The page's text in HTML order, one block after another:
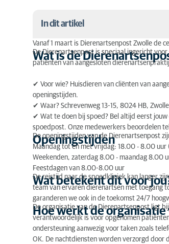
In dit artikel
Wat is de Dierenartsenpost?
Wat betekent dit voor jou?
Hoe werkt de organisatie van
Deelnemende
Vanaf 1 maart is Dierenartsenpost Zwolle de
Wat is de
De Dierenartsenpost is speciaal ingericht
patiënten van aangesloten
✔ Voor wie? Huisdieren van cliënten van
openingstijden.
✔ Waar? Schrevenweg 13-15, 8024 HB, Zwolle
✔ Wat te doen bij spoed? Bel altijd eerst
spoedpost. Onze medewerkers beoordelen
Openingstijden
De openingstijden van de Dierenartsenpost
Maandag tot en met vrijdag: 18.00 - 8.00 uur
Weekenden, zaterdag 8.00 - maandag 8.00
Feestdagen van 8.00-8.00 uur
Wat betekent dit voor
De reistijd naar de spoedkliniek kan langer
team van ervaren dierenartsen met toegang
garanderen we ook in de toekomst 24/7
Hoe werkt de
De organisatie van de Dierenartsenpost ligt
verantwoordelijk is voor opgenomen
ondersteuning aanwezig voor taken zoals
OK. De nachtdiensten worden verzorgd door